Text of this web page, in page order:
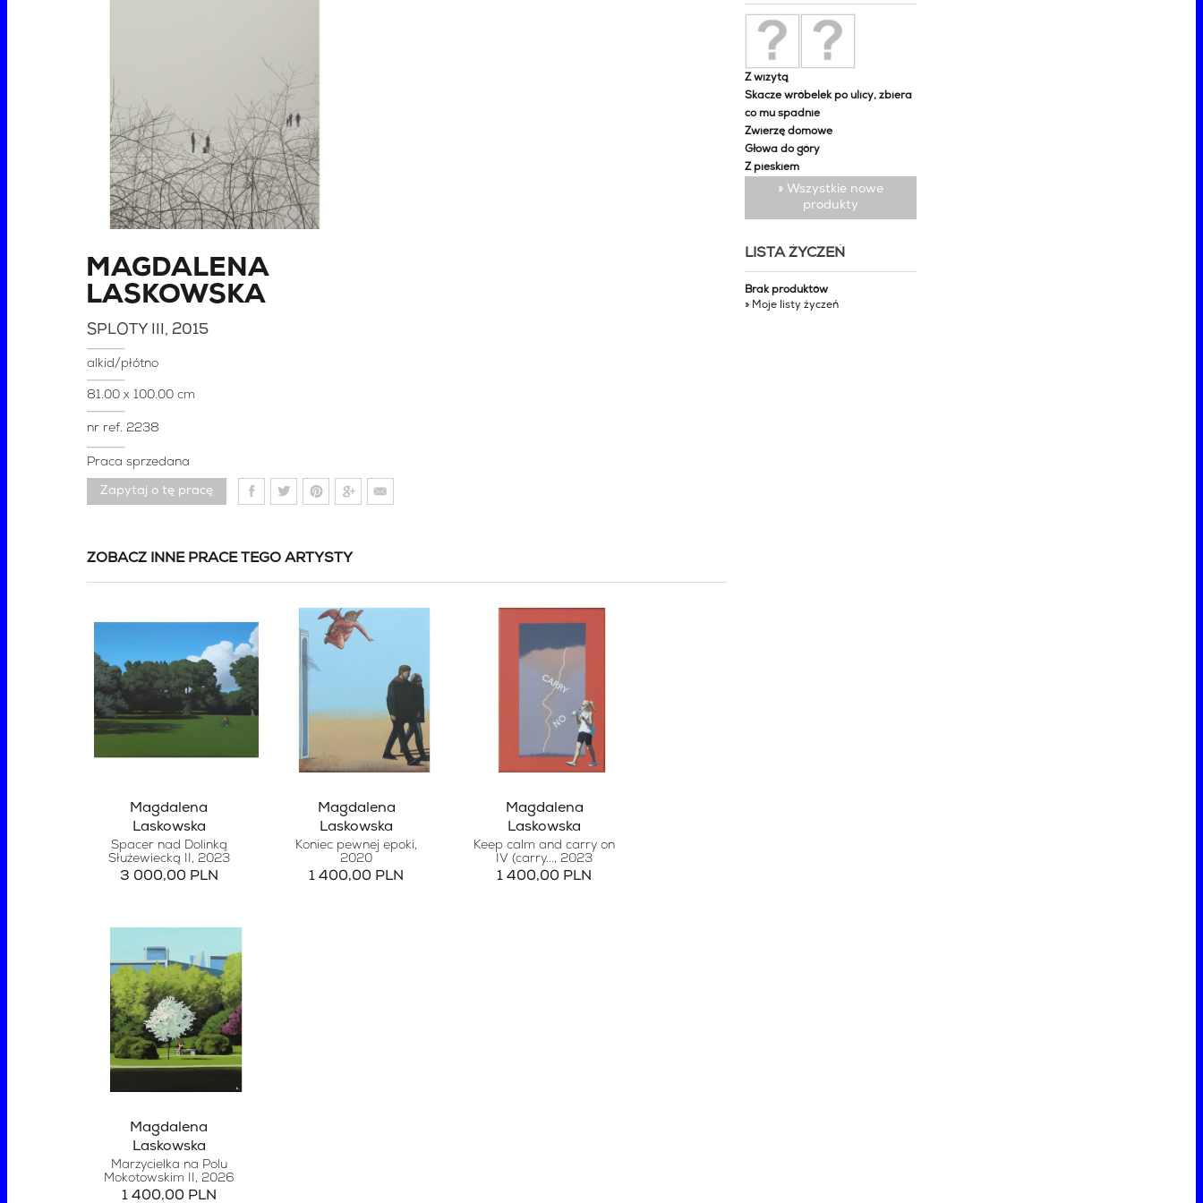
MAGDALENA
LASKOWSKA
SPLOTY III , 2015
alkid/płótno
81.00 x 100.00 cm
nr ref. 2238
Praca sprzedana
Zapytaj o tę pracę
ZOBACZ INNE PRACE TEGO ARTYSTY
Magdalena
Laskowska
Spacer nad Dolinką
Służewiecką II , 2023
3 000,00 PLN
Magdalena
Laskowska
Koniec pewnej epoki,
2020
1 400,00 PLN
Magdalena
Laskowska
Keep calm and carry on
IV (carry..., 2023
1 400,00 PLN
Magdalena
Laskowska
Marzycielka na Polu
Mokotowskim II , 2026
1 400,00 PLN
Z wizytą
Skacze wróbelek po ulicy, zbiera
co mu spadnie
Zwierzę domowe
Głowa do góry
Z pieskiem
» Wszystkie nowe
produkty
LISTA ŻYCZEŃ
Brak produktów
» Moje listy życzeń